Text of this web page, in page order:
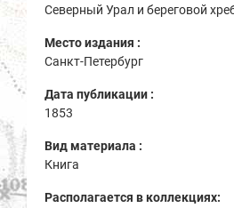
Северный Урал и береговой
Место издания :
Санкт-Петербург
Дата публикации :
1853
Вид материала :
Книга
Располагается в коллекциях: